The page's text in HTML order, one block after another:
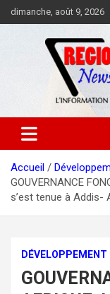
Aller
au
dimanche, août 9, 2026
Accueil
GOUVERNANCE
s’est tenue à Addis-
DÉVELOPPEMENT